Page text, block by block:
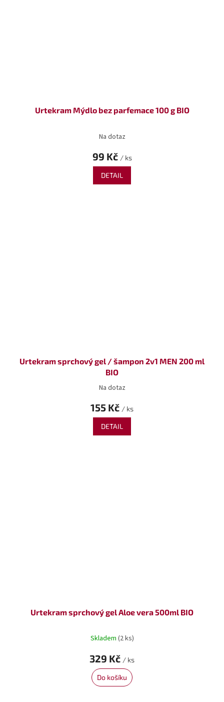
Urtekram Mýdlo bez parfemace 100 g BIO
Na dotaz
99 Kč / ks
DETAIL
Urtekram sprchový gel / šampon 2v1 MEN 200 ml
BIO
Na dotaz
155 Kč / ks
DETAIL
Urtekram sprchový gel Aloe vera 500ml BIO
Skladem (2 ks)
329 Kč / ks
Do košíku